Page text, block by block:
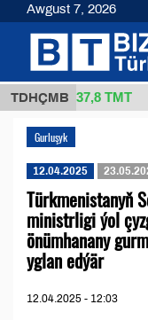
TDHÇMB
1 (kg.) 37,8 ТМТ
Gurluşyk
12.04.2025
Türkmenistanyň
ministrligi ýol
önümhanany
yglan edýär
12.04.2025 - 12:03
Awgust 7, 2026